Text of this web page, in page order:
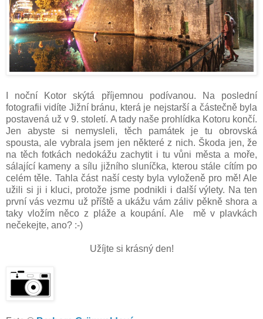
I noční Kotor skýtá příjemnou podívanou. Na poslední
fotografii vidíte Jižní bránu, která je nejstarší a částečně byla
postavená už v 9. století. A tady naše prohlídka Kotoru končí.
Jen abyste si nemysleli, těch památek je tu obrovská
spousta, ale vybrala jsem jen některé z nich. Škoda jen, že
na těch fotkách nedokážu zachytit i tu vůni města a moře,
sálající kameny a sílu jižního sluníčka, kterou stále cítím po
celém těle. Tahla část naší cesty byla vyloženě pro mě! Ale
užili si ji i kluci, protože jsme podnikli i další výlety. Na ten
první vás vezmu už příště a ukážu vám záliv pěkně shora a
taky vložím něco z pláže a koupání. Ale mě v plavkách
nečekejte, ano? :-)
Užíjte si krásný den!